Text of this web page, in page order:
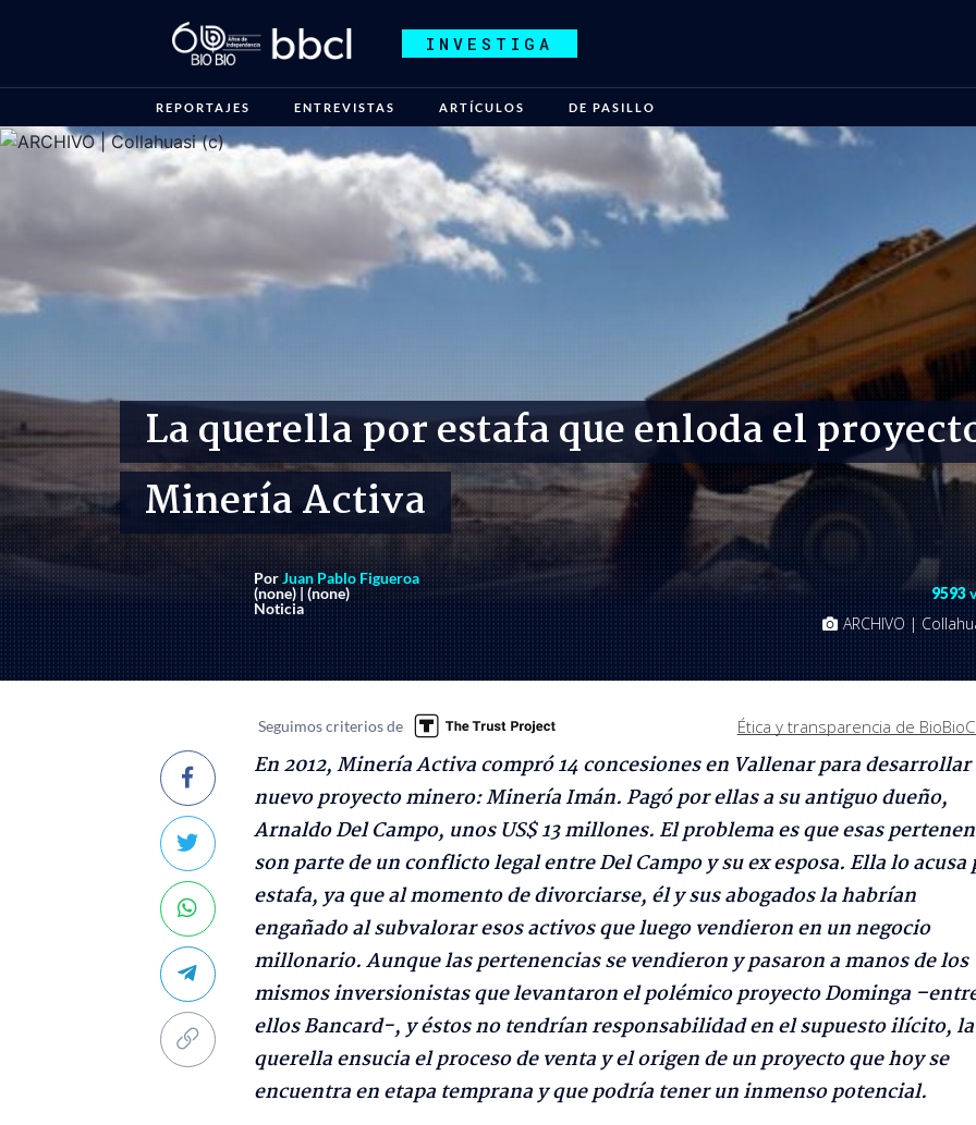
INVESTIGA
REPORTAJES ENTREVISTAS ARTÍCULOS DE PASILLO
La querella por estafa que enloda el
Minería Activa
PorJuan Pablo Figueroa
(none) | (none)
Noticia
9593
ARCHIVO |
Seguimos criterios de Ética y transparencia de
En 2012, Minería Activa compró 14 concesiones en Vallenar para
nuevo proyecto minero: Minería Imán. Pagó por ellas a su antiguo dueño,
Arnaldo Del Campo, unos US$ 13 millones. El problema es que esas
son parte de un conflicto legal entre Del Campo y su ex esposa. Ella lo acusa
estafa, ya que al momento de divorciarse, él y sus abogados la habrían
engañado al subvalorar esos activos que luego vendieron en un negocio
millonario. Aunque las pertenencias se vendieron y pasaron a manos de los
mismos inversionistas que levantaron el polémico proyecto Dominga
ellos Bancard-, y éstos no tendrían responsabilidad en el supuesto ilícito, la
querella ensucia el proceso de venta y el origen de un proyecto que hoy se
encuentra en etapa temprana y que podría tener un inmenso potencial.